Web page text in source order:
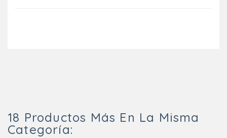
18 Productos Más En La Misma
Categoría: